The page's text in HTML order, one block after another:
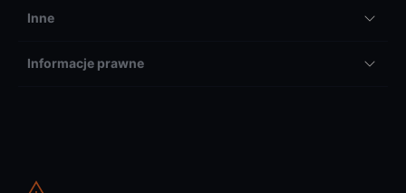
Inne
Informacje prawne